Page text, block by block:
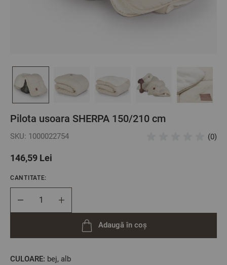
Pilota usoara SHERPA 150/210 cm
SKU: 1000022754 (0)
146,59 Lei
CULOARE: bej, alb
CANTITATE:
Adaugă în coș